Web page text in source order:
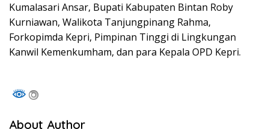
Kumalasari Ansar, Bupati Kabupaten Bintan Roby
Kurniawan, Walikota Tanjungpinang Rahma,
Forkopimda Kepri, Pimpinan Tinggi di Lingkungan
Kanwil Kemenkumham, dan para Kepala OPD Kepri.
About Author